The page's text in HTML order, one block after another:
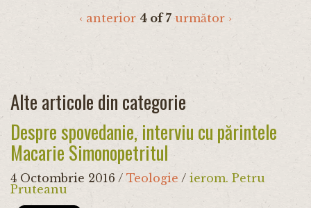
‹ anterior 4 of 7 următor ›
Alte articole din categorie
Despre spovedanie, interviu cu părintele
Macarie Simonopetritul
4 Octombrie 2016 / Teologie / ierom. Petru
Pruteanu